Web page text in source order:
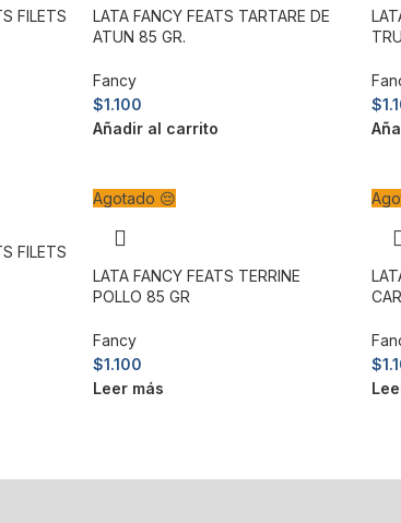
FILETS
LATA FANCY FEATS TARTARE DE
ATUN 85 GR.
Fancy
$1.100
Añadir al carrito
$
FILETS
Agotado 😔
LATA FANCY FEATS TERRINE
POLLO 85 GR
Fancy
$1.100
Leer más
$